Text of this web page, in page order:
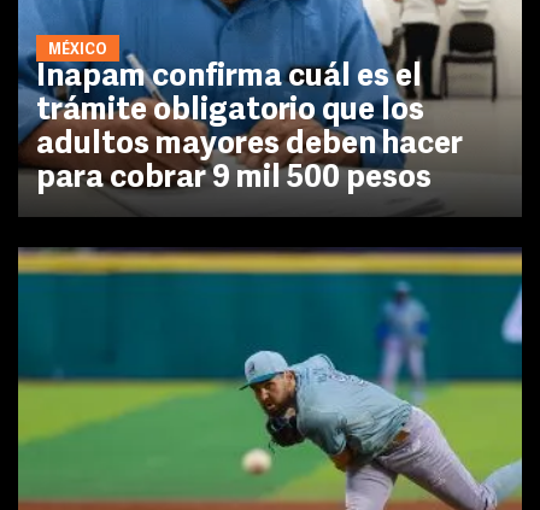
MÉXICO
Inapam confirma cuál es el
trámite obligatorio que los
adultos mayores deben hacer
para cobrar 9 mil 500 pesos